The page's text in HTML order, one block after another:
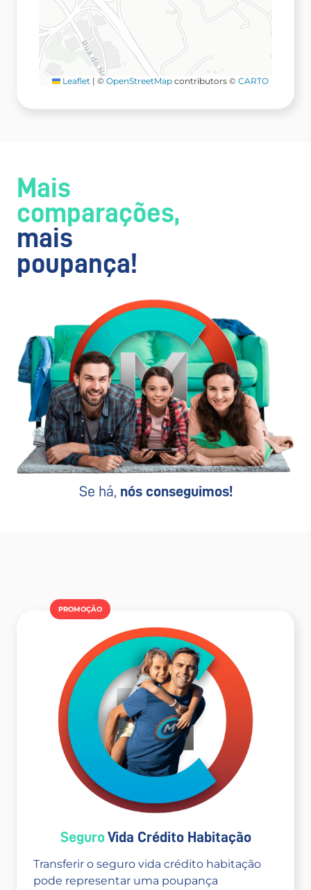
Leaflet | © OpenStreetMap contributors © CARTO
Mais
comparações,
mais
poupança!
Se há, nós conseguimos!
PROMOÇÂO
SeguroVida Crédito Habitação
Transferir o seguro vida crédito habitação
pode representar uma poupança